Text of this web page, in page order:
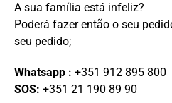
A sua família está infeliz?
Poderá fazer então o seu
seu pedido;
Whatsapp : +351 912 895 800
SOS: +351 21 190 89 90